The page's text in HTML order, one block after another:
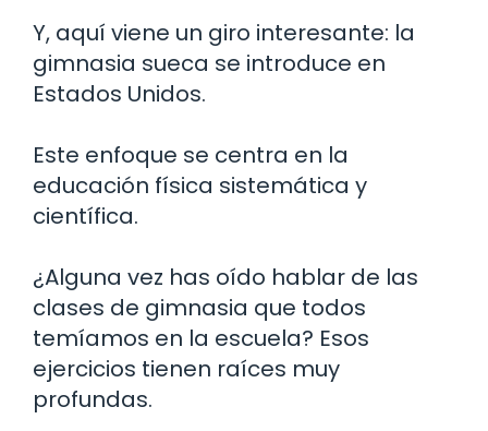
Y, aquí viene un giro interesante: la
gimnasia sueca se introduce en
Estados Unidos.
Este enfoque se centra en la
educación física sistemática y
científica.
¿Alguna vez has oído hablar de las
clases de gimnasia que todos
temíamos en la escuela? Esos
ejercicios tienen raíces muy
profundas.